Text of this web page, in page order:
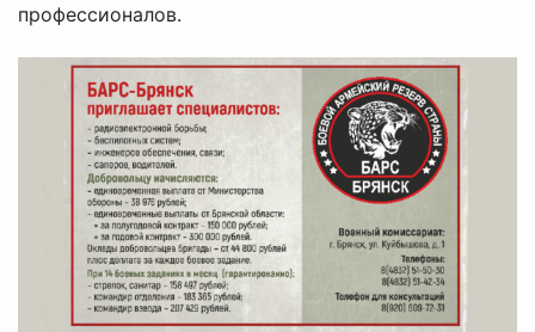
профессионалов.